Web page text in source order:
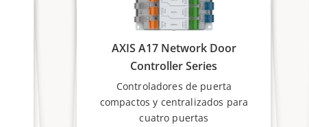
AXIS A17 Network Door
Controller Series
Controladores de puerta
compactos y centralizados para
cuatro puertas